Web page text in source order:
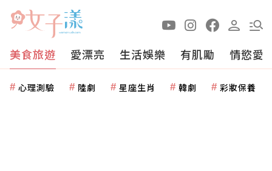
美食旅遊 愛漂亮 生活娛樂 有肌勵 情慾愛
心理測驗 陸劇 星座生肖 韓劇 彩妝保養